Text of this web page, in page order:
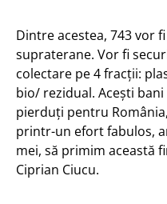
Dintre acestea, 743 vor
supraterane. Vor fi
colectare pe 4 fracții:
bio/ rezidual. Acești
pierduți pentru
printr-un efort fabulos,
mei, să primim această
Ciprian Ciucu.